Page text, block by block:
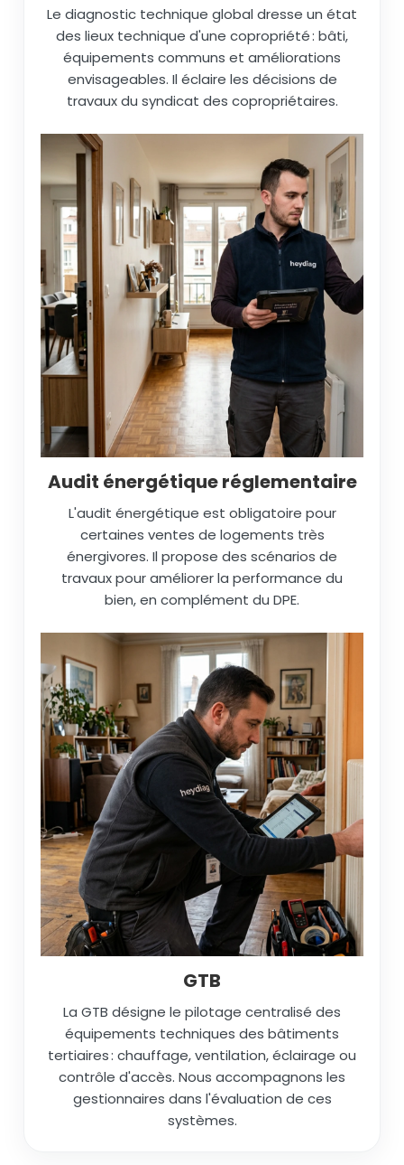
Le diagnostic technique global dresse un état
des lieux technique d'une copropriété : bâti,
équipements communs et améliorations
envisageables. Il éclaire les décisions de
travaux du syndicat des copropriétaires.
Audit énergétique réglementaire
L'audit énergétique est obligatoire pour
certaines ventes de logements très
énergivores. Il propose des scénarios de
travaux pour améliorer la performance du
bien, en complément du DPE.
GTB
La GTB désigne le pilotage centralisé des
équipements techniques des bâtiments
tertiaires : chauffage, ventilation, éclairage ou
contrôle d'accès. Nous accompagnons les
gestionnaires dans l'évaluation de ces
systèmes.